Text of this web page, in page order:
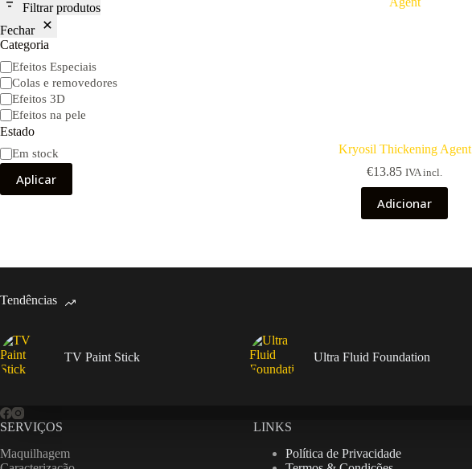
Kryosil Thickening Agent
€13.85 IVA incl.
Adicionar
Filtrar produtos
Fechar
Categoria
Categoria
Efeitos Especiais
Colas e removedores
Efeitos 3D
Efeitos na pele
Estado
Disponibilidade
Em stock
Aplicar
Tendências
TV Paint Stick Ultra Fluid Foundation
SERVIÇOS
Maquilhagem
LINKS
Política de Privacidade